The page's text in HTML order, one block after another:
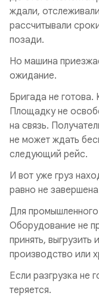
ждали,
рассчитывали
позади.
Но машина
ожидание.
Бригада не готова.
Площадку не
на связь.
не может ждать
следующий рейс.
И вот уже груз
равно не
Для промышленного
Оборудование не
принять,
производство или
Если разгрузка не
теряется.